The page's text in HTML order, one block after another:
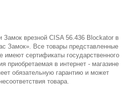
Замок врезной CISA 56.436 Blockator в
Замок». Все товары представленные
имеют сертификаты государственного
приобретаемая в интернет - магазине
обязательную гарантию и может
товара.